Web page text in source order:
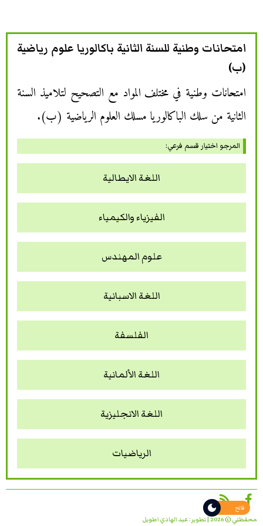
امتحانات وطنية للسنة الثانية باكالوريا علوم رياضية
(ب)
امتحانات وطنية في مختلف المواد مع التصحيح لتلاميذ السنة
الثانية من سلك الباكالوريا مسلك العلوم الرياضية (ب).
المرجو اختيار قسم فرعي:
اللغة الايطالية
الفيزياء والكيمياء
علوم المهندس
اللغة الاسبانية
الفلسفة
اللغة الألمانية
اللغة الانجليزية
الرياضيات
محفظتي © 2026 | تطوير: عبد الهادي اطويل
فاتح